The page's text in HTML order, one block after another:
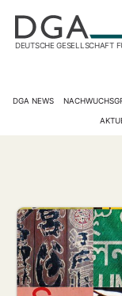
DEUTSCHE GESELLSCHAFT
DGA NEWS